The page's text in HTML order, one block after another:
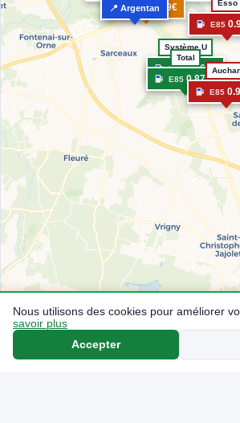
Nous utilisons des cookies pour améliorer
savoir plus
Accepter
📍 Argentan
Système U
E850.866€
Total
E85 0.875€
E850.939€ Esso
E85
E85